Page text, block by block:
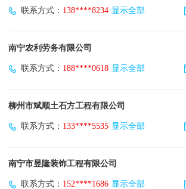
联系方式： 138****8234 显示全部
南宁农利劳务有限公司
联系方式： 188****0618 显示全部
柳州市斌顺土石方工程有限公司
联系方式： 133****5535 显示全部
南宁市昱隆装饰工程有限公司
联系方式： 152****1686 显示全部